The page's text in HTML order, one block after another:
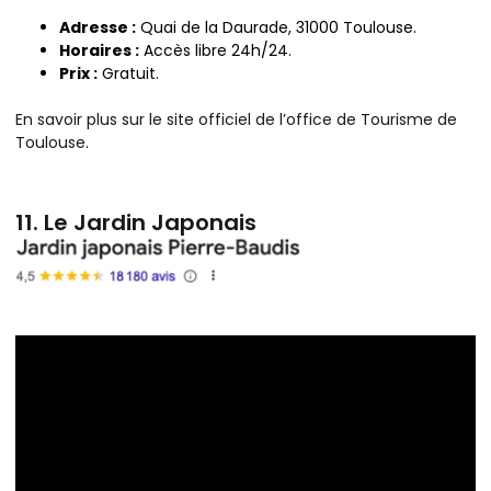
Adresse : Quai de la Daurade, 31000 Toulouse.
Horaires : Accès libre 24h/24.
Prix : Gratuit.
En savoir plus sur le site officiel de l’office de Tourisme de
Toulouse.
11. Le Jardin Japonais